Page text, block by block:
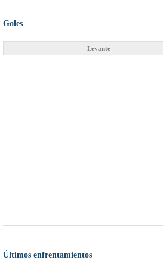
Goles
Levante
Últimos enfrentamientos